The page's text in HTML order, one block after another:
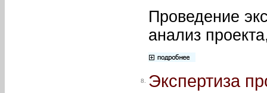
Проведение
анализ
8. Экспертиза